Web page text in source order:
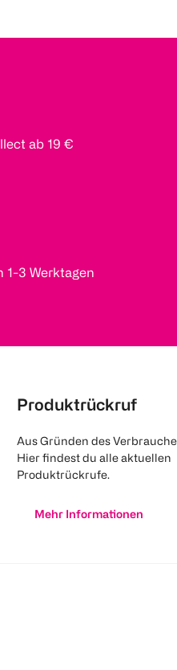
ab 19 €
1-3 Werktagen
Produktrückruf
Aus Gründen des
Hier findest du alle aktuellen
Produktrückrufe.
Mehr Informationen